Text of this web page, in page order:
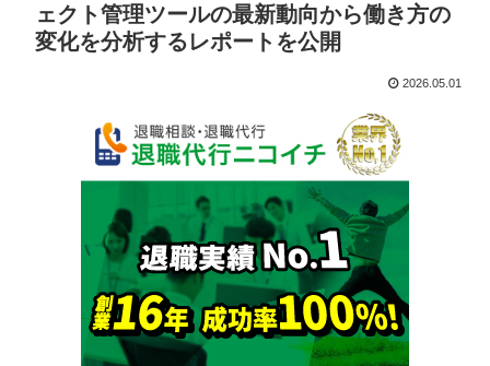
ェクト管理ツールの最新動向から働き方の
変化を分析するレポートを公開
2026.05.01